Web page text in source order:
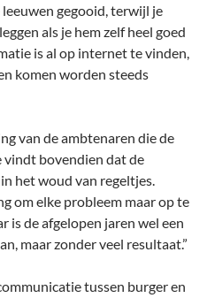
gegooid, terwijl je
als je hem zelf heel goed
is al op internet te vinden,
komen worden steeds
van de ambtenaren die de
vindt bovendien dat de
het woud van regeltjes.
om elke probleem maar op te
is de afgelopen jaren wel een
maar zonder veel resultaat.”
tussen burger en